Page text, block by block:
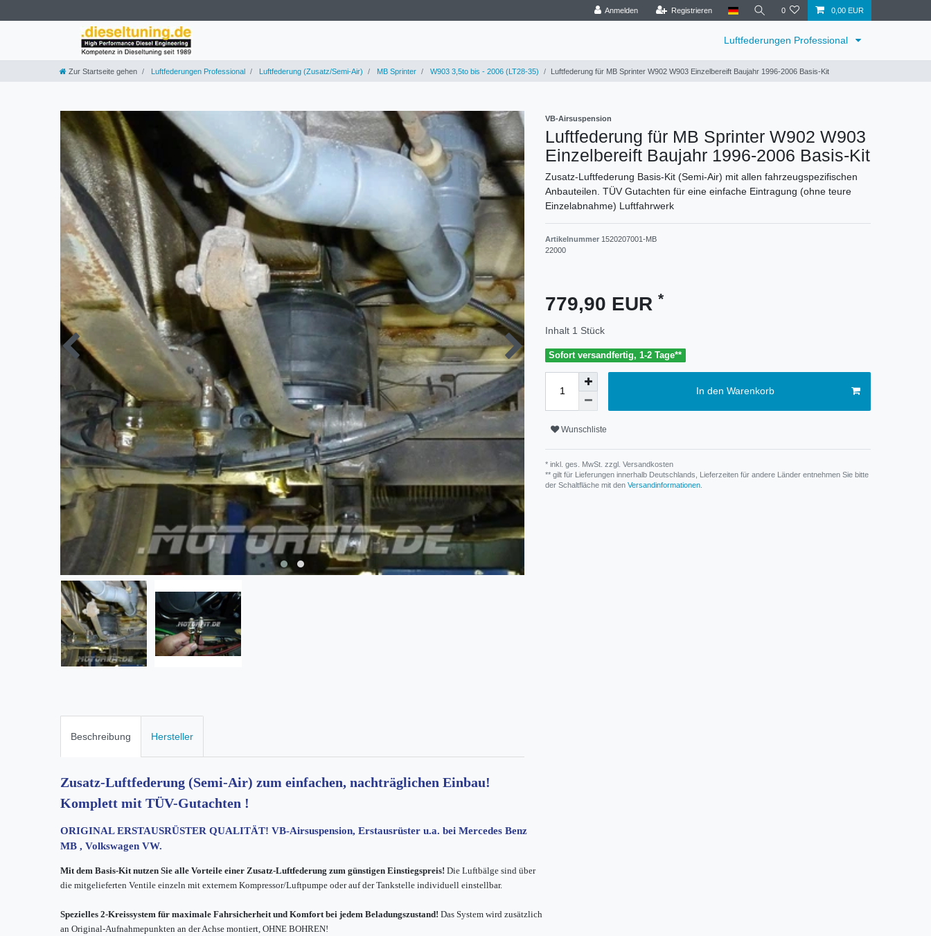
Anmelden Registrieren 0 0,00 EUR
Luftfederungen Professional
Zur Startseite gehen Luftfederungen Professional Luftfederung (Zusatz/Semi-Air) MB Sprinter W903 3,5to bis - 2006 (LT28-35) Luftfederung für MB Sprinter W902 W903 Einzelbereift Baujahr 1996-2006 Basis-Kit
VB-Airsuspension
Luftfederung für MB Sprinter W902 W903
Einzelbereift Baujahr 1996-2006 Basis-Kit
Zusatz-Luftfederung Basis-Kit (Semi-Air) mit allen fahrzeugspezifischen
Anbauteilen. TÜV Gutachten für eine einfache Eintragung (ohne teure
Einzelabnahme) Luftfahrwerk
Artikelnummer 1520207001-MB
22000
779,90 EUR *
Inhalt 1 Stück
Sofort versandfertig, 1-2 Tage**
In den Warenkorb
Wunschliste
* inkl. ges. MwSt. zzgl. Versandkosten
** gilt für Lieferungen innerhalb Deutschlands, Lieferzeiten für andere Länder entnehmen Sie bitte
der Schaltfläche mit den Versandinformationen
Beschreibung Hersteller
Zusatz-Luftfederung (Semi-Air) zum einfachen, nachträglichen Einbau!
Komplett mit TÜV-Gutachten !
ORIGINAL ERSTAUSRÜSTER QUALITÄT! VB-Airsuspension, Erstausrüster u.a. bei Mercedes Benz
MB , Volkswagen VW.
Mit dem Basis-Kit nutzen Sie alle Vorteile einer Zusatz-Luftfederung zum günstigen Einstiegspreis! Die Luftbälge sind über
die mitgelieferten Ventile einzeln mit externem Kompressor/Luftpumpe oder auf der Tankstelle individuell einstellbar.
Spezielles 2-Kreissystem für maximale Fahrsicherheit und Komfort bei jedem Beladungszustand! Das System wird zusätzlich
an Original-Aufnahmepunkten an der Achse montiert, OHNE BOHREN!